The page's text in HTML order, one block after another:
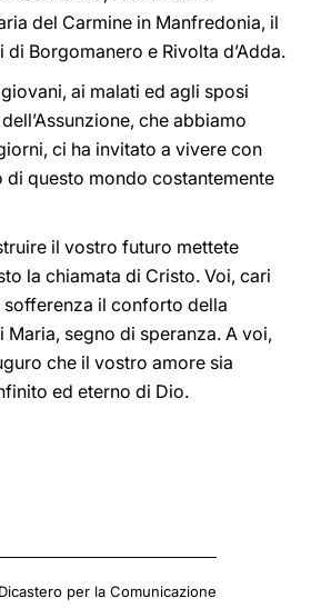
del Carmine in Manfredonia, il
Borgomanero e Rivolta d’Adda.
ai malati ed agli sposi
che abbiamo
ci ha invitato a vivere con
di questo mondo costantemente
il vostro futuro mettete
la chiamata di Cristo. Voi, cari
sofferenza il conforto della
Maria, segno di speranza. A voi,
che il vostro amore sia
ed eterno di Dio.
per la Comunicazione